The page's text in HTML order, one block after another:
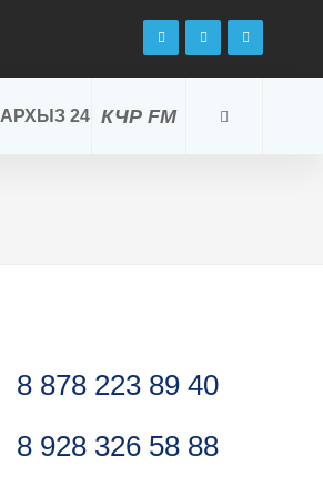
КЧР FM
АРХЫЗ 24
8 878 223 89 40
8 928 326 58 88